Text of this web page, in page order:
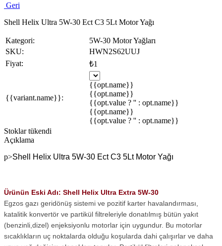
Geri
Shell Helix Ultra 5W-30 Ect C3 5Lt Motor Yağı
Kategori:
5W-30 Motor Yağları
SKU:
HWN2S62UUJ
Fiyat:
₺1
{{variant.name}}:
{{opt.name}}
{{opt.name}}
{{opt.value ? '' : opt.name}}
{{opt.name}}
{{opt.value ? '' : opt.name}}
Stoklar tükendi
Açıklama
p>Shell Helix Ultra 5W-30 Ect C3 5Lt Motor Yağı
Ürünün Eski Adı: Shell Helix Ultra Extra 5W-30
Egzos gazı geridönüş sistemi ve pozitif karter havalandırması,
katalitik konvertör ve partikül filtreleriyle donatılmış bütün yakıt
(benzinli,dizel) enjeksiyonlu motorlar için uygundur. Bu motorlar
sıcaklıkların uç noktalarda olduğu koşularda dahi çalışırlar ve daha